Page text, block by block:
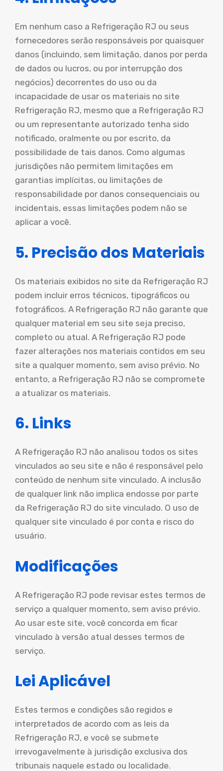
Em nenhum caso a Refrigeração RJ ou seus
fornecedores serão responsáveis por quaisquer
danos (incluindo, sem limitação, danos por perda
de dados ou lucros, ou por interrupção dos
negócios) decorrentes do uso ou da
incapacidade de usar os materiais no site
Refrigeração RJ, mesmo que a Refrigeração RJ
ou um representante autorizado tenha sido
notificado, oralmente ou por escrito, da
possibilidade de tais danos. Como algumas
jurisdições não permitem limitações em
garantias implícitas, ou limitações de
responsabilidade por danos consequenciais ou
incidentais, essas limitações podem não se
aplicar a você.
5. Precisão dos Materiais
Os materiais exibidos no site da Refrigeração RJ
podem incluir erros técnicos, tipográficos ou
fotográficos. A Refrigeração RJ não garante que
qualquer material em seu site seja preciso,
completo ou atual. A Refrigeração RJ pode
fazer alterações nos materiais contidos em seu
site a qualquer momento, sem aviso prévio. No
entanto, a Refrigeração RJ não se compromete
a atualizar os materiais.
6. Links
A Refrigeração RJ não analisou todos os sites
vinculados ao seu site e não é responsável pelo
conteúdo de nenhum site vinculado. A inclusão
de qualquer link não implica endosse por parte
da Refrigeração RJ do site vinculado. O uso de
qualquer site vinculado é por conta e risco do
usuário.
Modificações
A Refrigeração RJ pode revisar estes termos de
serviço a qualquer momento, sem aviso prévio.
Ao usar este site, você concorda em ficar
vinculado à versão atual desses termos de
serviço.
Lei Aplicável
Estes termos e condições são regidos e
interpretados de acordo com as leis da
Refrigeração RJ, e você se submete
irrevogavelmente à jurisdição exclusiva dos
tribunais naquele estado ou localidade.